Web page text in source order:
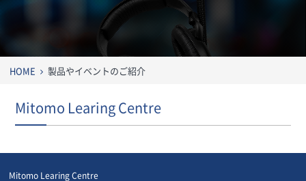
HOME 製品やイベントのご紹介
Mitomo Learing Centre
Mitomo Learing Centre